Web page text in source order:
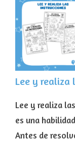
Lee y realiza
Lee y realiza
es una
Antes de